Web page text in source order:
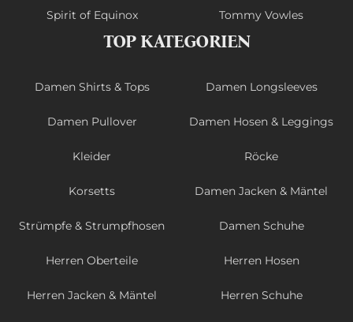
Spirit of Equinox Tommy Vowles
TOP KATEGORIEN
Damen Shirts & Tops Damen Longsleeves
Damen Pullover Damen Hosen & Leggings
Kleider Röcke
Korsetts Damen Jacken & Mäntel
Strümpfe & Strumpfhosen Damen Schuhe
Herren Oberteile Herren Hosen
Herren Jacken & Mäntel Herren Schuhe